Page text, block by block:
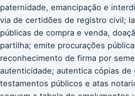
paternidade, emancipação e
via de certidões de registro civil;
públicas de compra e venda,
partilha; emite procurações
reconhecimento de firma por
autenticidade; autentica cópias de
testamentos públicos e atas